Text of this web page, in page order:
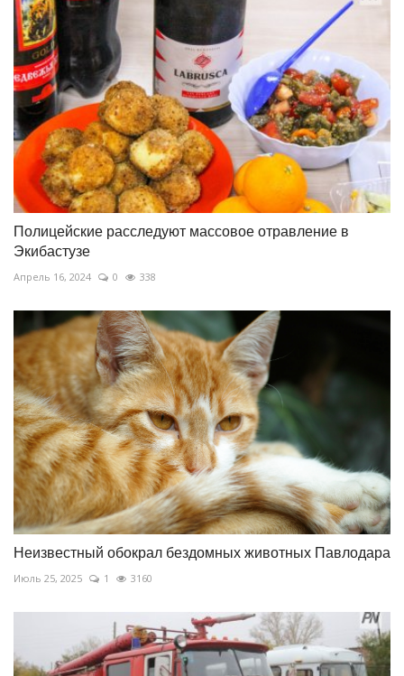
Полицейские расследуют массовое отравление в
Экибастузе
Апрель 16, 2024 0 338
Неизвестный обокрал бездомных животных Павлодара
Июль 25, 2025 1 3160